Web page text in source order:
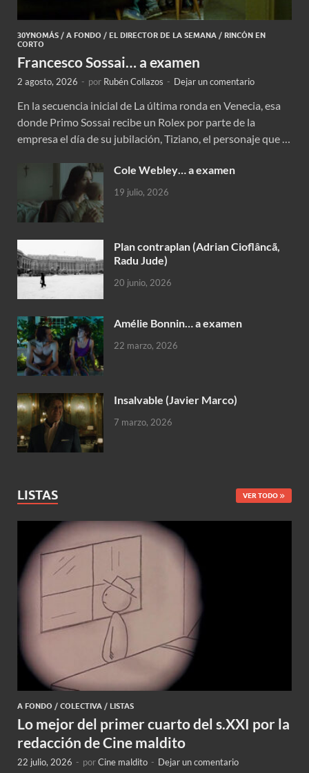
30YNOMÁS / A FONDO / EL DIRECTOR DE LA SEMANA / RINCÓN EN
CORTO
Francesco Sossai… a examen
2 agosto, 2026 - por Rubén Collazos - Dejar un comentario
En la secuencia inicial de La última ronda en Venecia, esa
donde Primo Sossai recibe un Rolex por parte de la
empresa el día de su jubilación, Tiziano, el personaje que …
Cole Webley… a examen
19 julio, 2026
Plan contraplan (Adrian Cioflâncã,
Radu Jude)
20 junio, 2026
Amélie Bonnin… a examen
22 marzo, 2026
Insalvable (Javier Marco)
7 marzo, 2026
LISTAS VER TODO
A FONDO / COLECTIVA / LISTAS
Lo mejor del primer cuarto del s.XXI por la
redacción de Cine maldito
22 julio, 2026 - porCine maldito - Dejar un comentario